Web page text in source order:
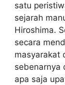
satu
sejarah
Hiroshima.
secara
masyarakat
sebenarnya
apa saja